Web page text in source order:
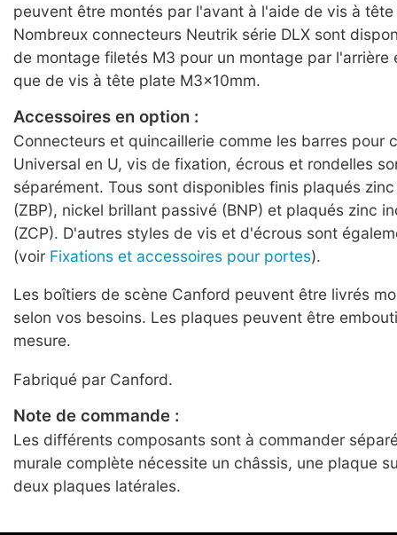
peuvent être montés par l'avant à l'aide de vis à tête
Nombreux connecteurs Neutrik série DLX sont
de montage filetés M3 pour un montage par l'arrière
que de vis à tête plate M3x10mm.
Accessoires en option :
Connecteurs et quincaillerie comme les barres pour
Universal en U, vis de fixation, écrous et rondelles
séparément. Tous sont disponibles finis plaqués
(ZBP), nickel brillant passivé (BNP) et plaqués zinc
(ZCP). D'autres styles de vis et d'écrous sont
(voir Fixations et accessoires pour portes).
Les boîtiers de scène Canford peuvent être livrés
selon vos besoins. Les plaques peuvent être
mesure.
Fabriqué par Canford.
Note de commande :
Les différents composants sont à commander
murale complète nécessite un châssis, une plaque
deux plaques latérales.